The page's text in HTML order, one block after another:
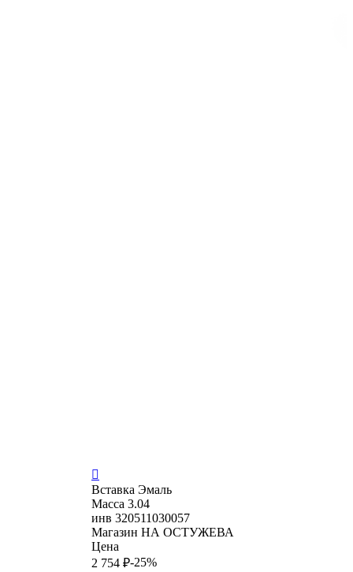

Вставка Эмаль
Масса 3.04
инв 320511030057
Магазин НА ОСТУЖЕВА
Цена
2 754 ₽-25%